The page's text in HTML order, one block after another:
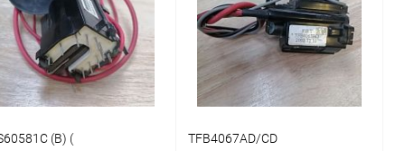
В наличии: 1шт.
Сравнение
В
избранное
В наличии: 1шт.
(B) (
TFB4067AD/CD